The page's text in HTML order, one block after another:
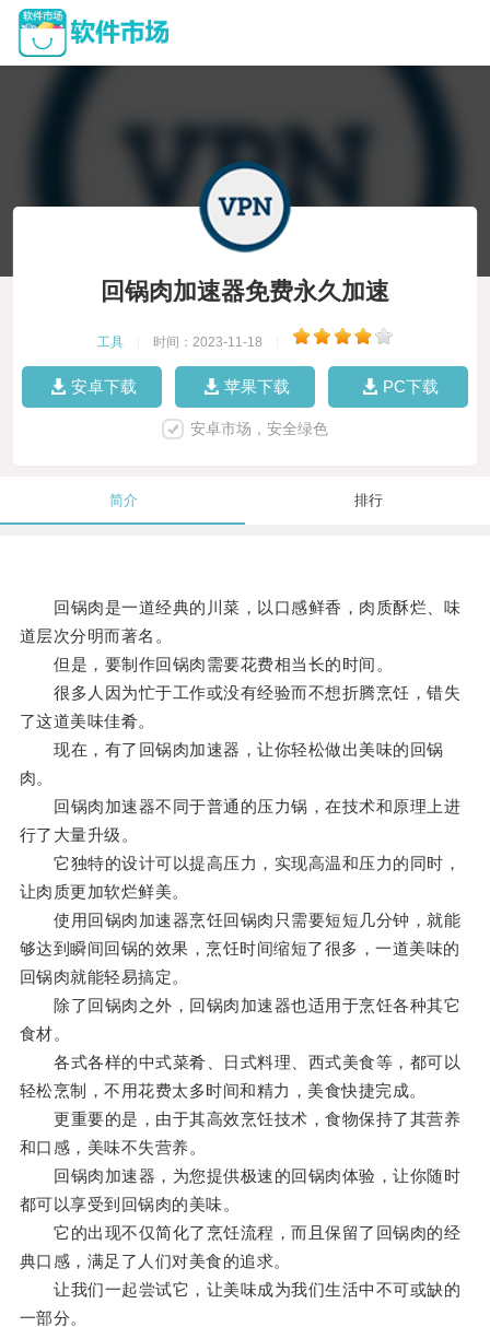
回锅肉加速器免费永久加速
工具 时间：2023-11-18
安卓下载 苹果下载 PC下载
安卓市场，安全绿色
简介 排行
回锅肉是一道经典的川菜，以口感鲜香，肉质酥烂、味
道层次分明而著名。
但是，要制作回锅肉需要花费相当长的时间。
很多人因为忙于工作或没有经验而不想折腾烹饪，错失
了这道美味佳肴。
现在，有了回锅肉加速器，让你轻松做出美味的回锅
肉。
回锅肉加速器不同于普通的压力锅，在技术和原理上进
行了大量升级。
它独特的设计可以提高压力，实现高温和压力的同时，
让肉质更加软烂鲜美。
使用回锅肉加速器烹饪回锅肉只需要短短几分钟，就能
够达到瞬间回锅的效果，烹饪时间缩短了很多，一道美味的
回锅肉就能轻易搞定。
除了回锅肉之外，回锅肉加速器也适用于烹饪各种其它
食材。
各式各样的中式菜肴、日式料理、西式美食等，都可以
轻松烹制，不用花费太多时间和精力，美食快捷完成。
更重要的是，由于其高效烹饪技术，食物保持了其营养
和口感，美味不失营养。
回锅肉加速器，为您提供极速的回锅肉体验，让你随时
都可以享受到回锅肉的美味。
它的出现不仅简化了烹饪流程，而且保留了回锅肉的经
典口感，满足了人们对美食的追求。
让我们一起尝试它，让美味成为我们生活中不可或缺的
一部分。